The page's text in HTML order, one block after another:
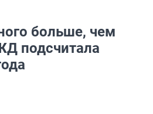
больше, чем
подсчитала